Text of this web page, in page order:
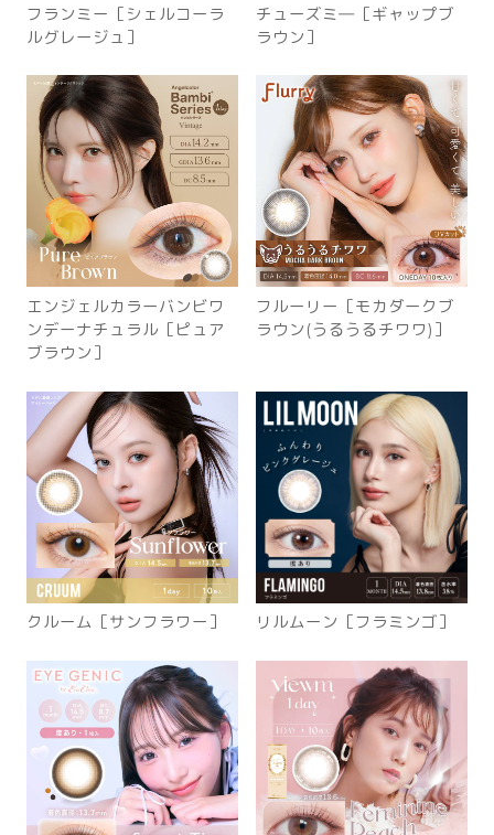
フランミー［シェルコーラ
ルグレージュ］
チューズミ―［ギャップブ
ラウン］
エンジェルカラーバンビワ
ンデーナチュラル［ピュア
ブラウン］
フルーリー［モカダークブ
ラウン(うるうるチワワ)］
クルーム［サンフラワー］ リルムーン［フラミンゴ］